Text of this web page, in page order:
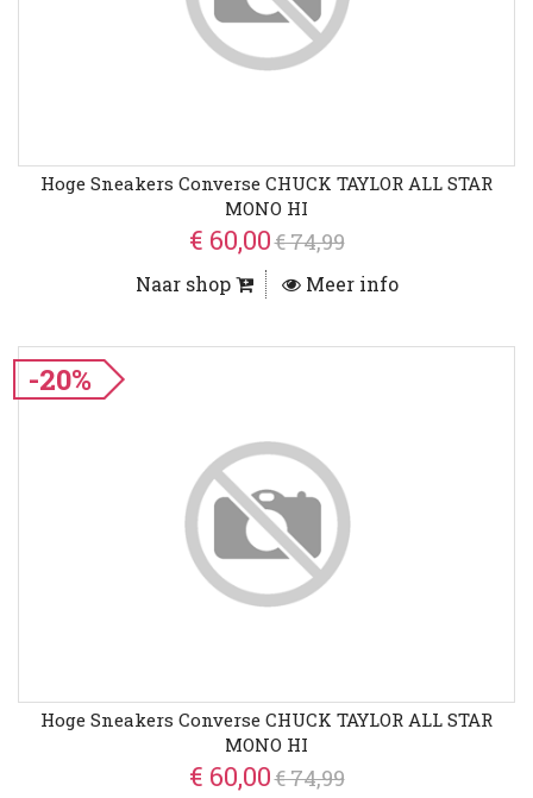
Hoge Sneakers Converse CHUCK TAYLOR ALL STAR
MONO HI
€ 60,00€ 74,99
Naar shop Meer info
-20%
Hoge Sneakers Converse CHUCK TAYLOR ALL STAR
MONO HI
€ 60,00€ 74,99